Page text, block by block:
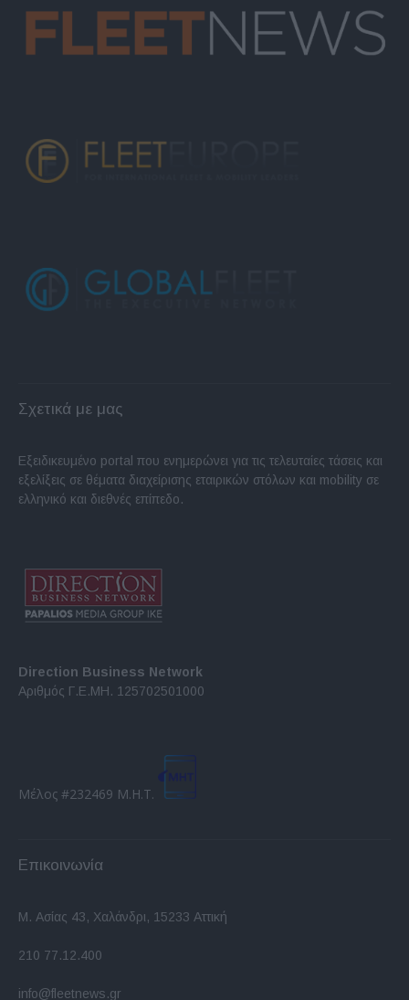
Σχετικά με μας
Εξειδικευμένο portal που ενημερώνει για τις τελευταίες τάσεις και
εξελίξεις σε θέματα διαχείρισης εταιρικών στόλων και mobility σε
ελληνικό και διεθνές επίπεδο.
Direction Business Network
Αριθμός Γ.Ε.ΜΗ. 125702501000
Μέλος #232469 Μ.Η.Τ.
Επικοινωνία
Μ. Ασίας 43, Χαλάνδρι, 15233 Αττική
210 77.12.400
info@fleetnews.gr